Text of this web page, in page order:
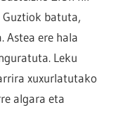
batuta,
Astea ere hala
Leku
xuxurlatutako
algara eta